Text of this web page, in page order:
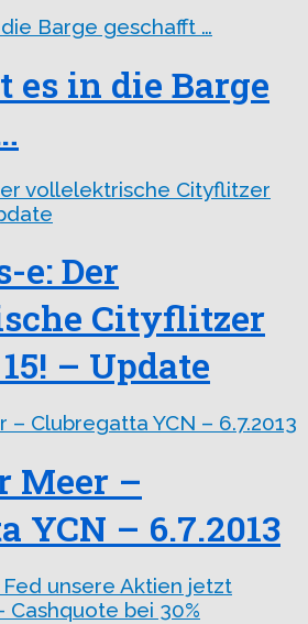
es in die Barge
e: Der
Cityflitzer
– Update
Meer –
YCN – 6.7.2013